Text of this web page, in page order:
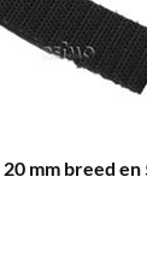
mm breed en